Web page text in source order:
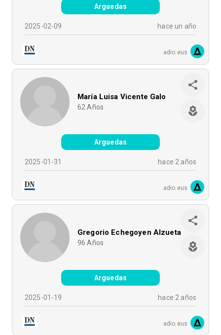
Arguedas
2025-02-09 hace un año
adio.eus
María Luisa Vicente Galo
62 Años
Arguedas
2025-01-31 hace 2 años
adio.eus
Gregorio Echegoyen Alzueta
96 Años
Arguedas
2025-01-19 hace 2 años
adio.eus